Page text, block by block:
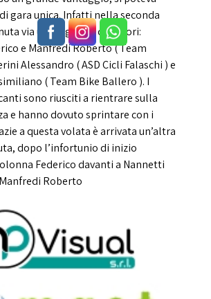
gara unica. Infatti nella seconda
via una fuga di 4 corridori:
e Manfredi Roberto ( Team
Alessandro ( ASD Cicli Falaschi ) e
( Team Bike Ballero ). I
sono riusciti a rientrare sulla
e hanno dovuto sprintare con i
a questa volata è arrivata un’altra
dopo l’infortunio di inizio
Federico davanti a Nannetti
Roberto